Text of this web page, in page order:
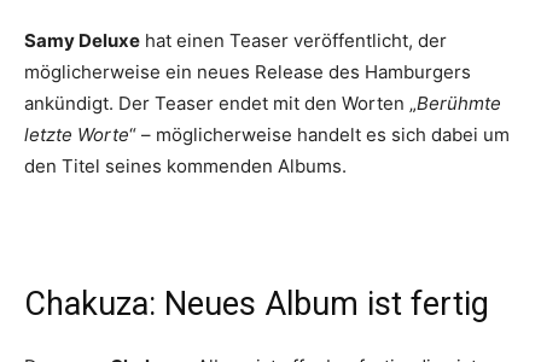
Samy Deluxe hat einen Teaser veröffentlicht, der
möglicherweise ein neues Release des Hamburgers
ankündigt. Der Teaser endet mit den Worten „Berühmte
letzte Worte“ – möglicherweise handelt es sich dabei um
den Titel seines kommenden Albums.
Chakuza: Neues Album ist fertig